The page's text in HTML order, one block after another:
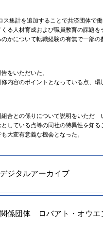
集計を追加することで共済団体で
る人材育成および職員教育の課題を
かについて転職経験の有無で一部の
をいただいた。
内容のポイントとなっている点、環
合との係りについて説明をいただ
している点等の同社の特異性を知る
大変有意義な機会となった。
デジタルアーカイブ
関係団体 ロバアト・オウエ